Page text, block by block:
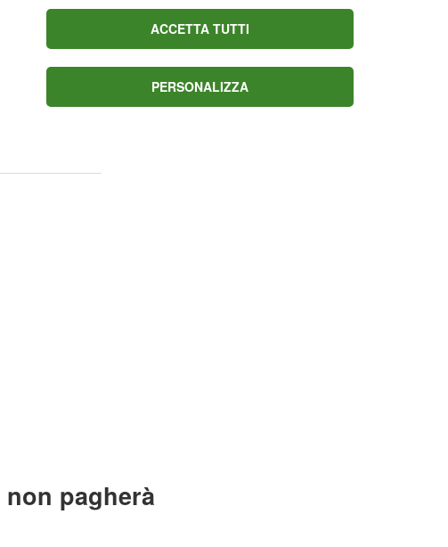
la
un importante studio
imprese, col fine
va ad incidere
anche sulla
pagherà
ACCETTA TUTTI
PERSONALIZZA